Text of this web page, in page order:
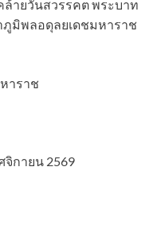
ล้ายวันสวรรคต พระบาท
ภูมิพลอดุลยเดชมหาราช
าราช
กายน 2569